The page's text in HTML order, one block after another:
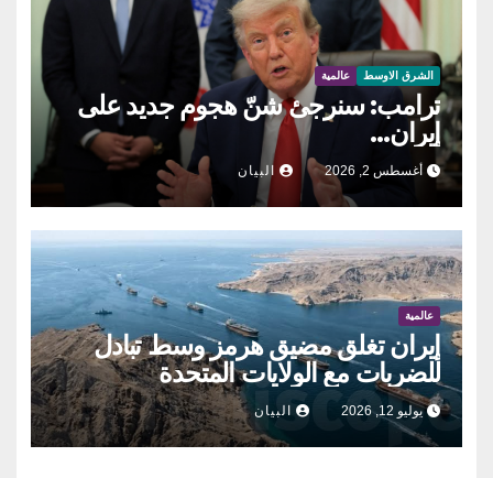
الشرق الاوسط عالمية
ترامب: سنرجئ شنّ هجوم جديد على
إيران…
أغسطس 2, 2026 البيان
عالمية
إيران تغلق مضيق هرمز وسط تبادل
للضربات مع الولايات المتحدة
يوليو 12, 2026 البيان